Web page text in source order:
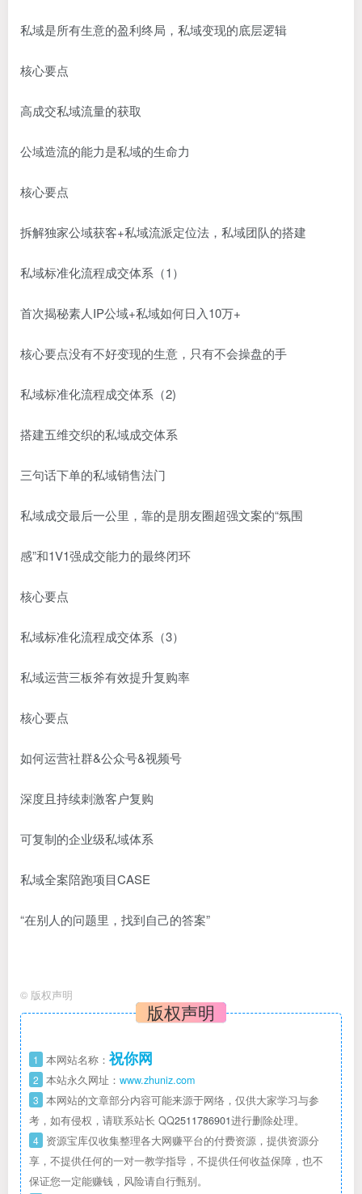
私域是所有生意的盈利终局，私域变现的底层逻辑
核心要点
高成交私域流量的获取
公域造流的能力是私域的生命力
核心要点
拆解独家公域获客+私域流派定位法，私域团队的搭建
私域标准化流程成交体系（1）
首次揭秘素人IP公域+私域如何日入10万+
核心要点没有不好变现的生意，只有不会操盘的手
私域标准化流程成交体系（2)
搭建五维交织的私域成交体系
三句话下单的私域销售法门
私域成交最后一公里，靠的是朋友圈超强文案的“氛围
感”和1V1强成交能力的最终闭环
核心要点
私域标准化流程成交体系（3）
私域运营三板斧有效提升复购率
核心要点
如何运营社群&公众号&视频号
深度且持续刺激客户复购
可复制的企业级私域体系
私域全案陪跑项目CASE
“在别人的问题里，找到自己的答案”
© 版权声明
版权声明
1 本网站名称： 祝你网
2 本站永久网址： www.zhuniz.com
3 本网站的文章部分内容可能来源于网络，仅供大家学习与参
考，如有侵权，请联系站长 QQ2511786901进行删除处理。
4 资源宝库仅收集整理各大网赚平台的付费资源，提供资源分
享，不提供任何的一对一教学指导，不提供任何收益保障，也不
保证您一定能赚钱，风险请自行甄别。